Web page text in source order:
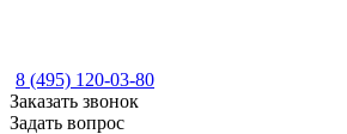
8 (495) 120-03-80
Заказать звонок
Задать вопрос